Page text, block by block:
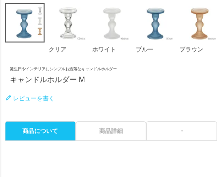
クリア ホワイト ブルー ブラウン
誕生日やインテリアにシンプルお洒落なキャンドルホルダー
キャンドルホルダー M
レビューを書く
商品について 商品詳細 ・